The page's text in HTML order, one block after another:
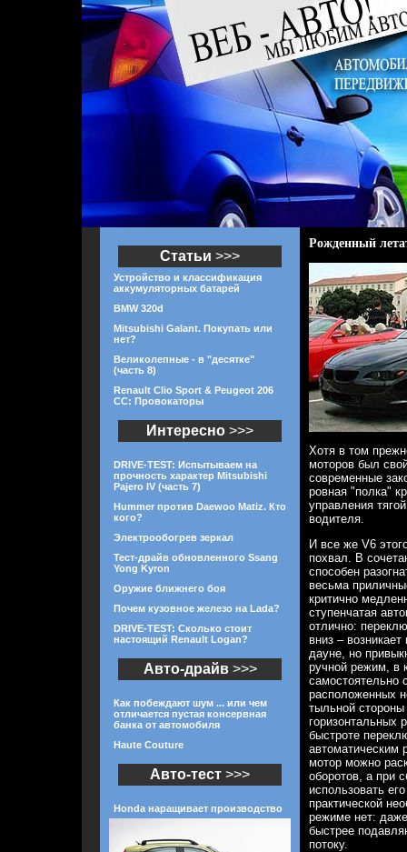
Статьи >>>
Устройство и классификация
аккумуляторных батарей
BMW 320d
Mitsubishi Galant. Покупать или
нет?
Великолепные - в "десятке"
(часть 8)
Renault Clio Sport & Peugeot 206
CC: Провокаторы
Интересно >>>
DRIVE-TEST: Испытываем на
прочность характер Mitsubishi
Pajero IV (часть 7)
Hummer против Daewoo Matiz. Кто
кого?
Электрообогрев зеркал
Тест-драйв обновленного Ssang
Yong Kyron
Оружие ближнего боя
Почем кузовное железо на Lada?
DRIVE-TEST: Сколько стоит
настоящий Renault Logan?
Авто-драйв >>>
Как побеждают шум ... или чем
отличается пустая консервная
банка от автомобиля
Haute Couture
Авто-тест >>>
Honda наращивает производство
Рожденный
Хотя в том
моторов был
современные
ровная "полка"
управления
водителя.
И все же V6
похвал. В
способен
весьма
критично
ступенчатая
отлично:
вниз –
дауне, но
ручной режим, в
самостоятельно
расположенных
тыльной стороны
горизонтальных
быстроте
автоматическим
мотор можно
оборотов, а при
использовать
практической
режиме нет:
быстрее
потоку.